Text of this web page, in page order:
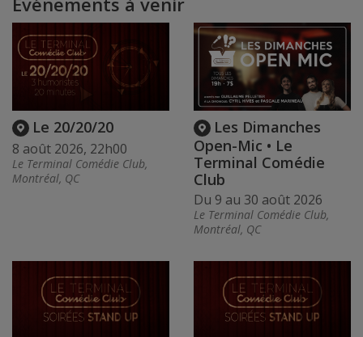
Le 20/20/20
8 août 2026, 22h00
Le Terminal Comédie Club,
Montréal, QC
Les Dimanches
Open-Mic • Le
Terminal Comédie
Club
Du 9 au 30 août 2026
Le Terminal Comédie Club,
Montréal, QC